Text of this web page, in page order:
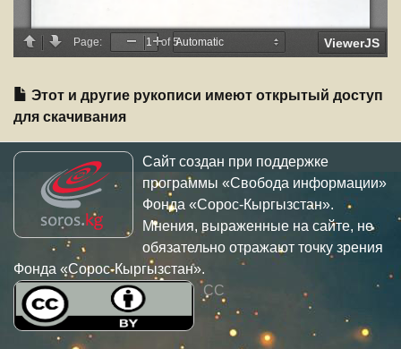
Этот и другие рукописи имеют открытый доступ
для скачивания
Сайт создан при поддержке
программы «Свобода информации»
Фонда «Сорос-Кыргызстан».
Мнения, выраженные на сайте, не
обязательно отражают точку зрения
Фонда «Сорос-Кыргызстан».
CC